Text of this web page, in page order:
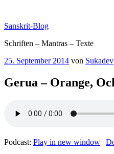
springen
Sanskrit-Blog
Schriften – Mantras – Texte
Veröffentlicht
25. September 2014 von Sukadev
Gerua – Orange,
Podcast: Play in new window |